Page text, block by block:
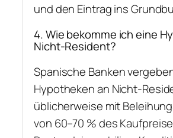
und den Eintrag ins
4. Wie bekomme ich eine
Nicht-Resident?
Spanische Banken
Hypotheken an Nicht-
üblicherweise mit
von 60–70 % des